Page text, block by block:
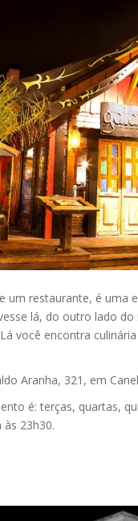
um restaurante, é uma
lá, do outro lado
você encontra
Aranha, 321, em
é: terças, quartas,
23h30.